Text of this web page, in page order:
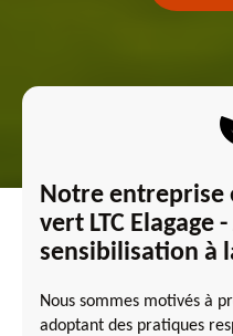
Notre entreprise
vert LTC Elagage
sensibilisation à
Nous sommes motivés à
adoptant des pratiques